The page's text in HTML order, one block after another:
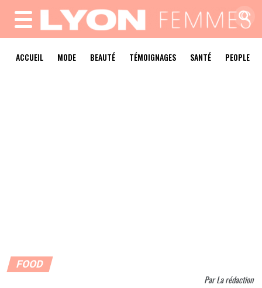
MENU
ACCUEIL MODE BEAUTÉ TÉMOIGNAGES SANTÉ PEOPLE
FOOD
ParLa rédaction